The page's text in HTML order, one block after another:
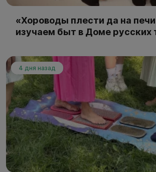
«Хороводы плести да на
изучаем быт в Доме русских
4 дня назад